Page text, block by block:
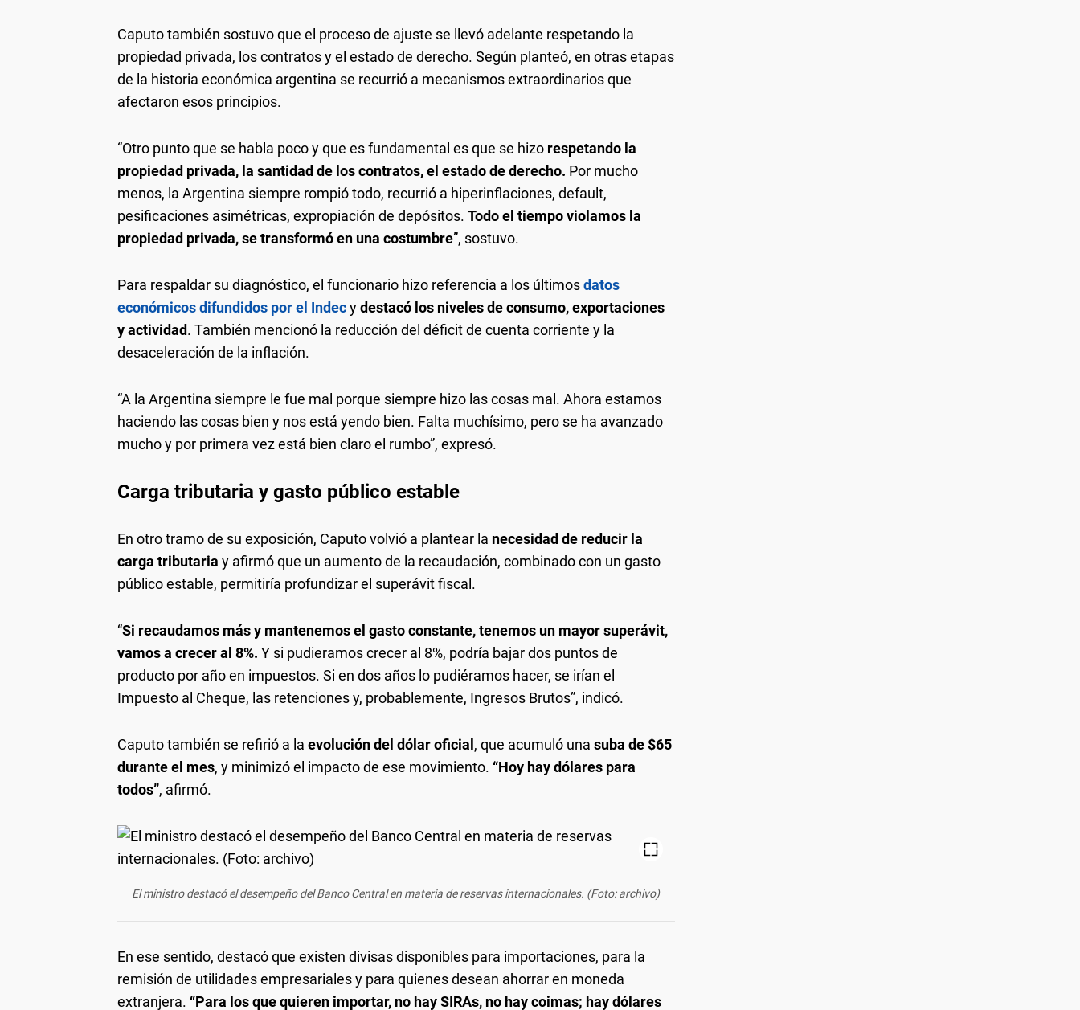
Caputo también sostuvo que el proceso de ajuste se llevó adelante respetando la
propiedad privada, los contratos y el estado de derecho. Según planteó, en otras etapas
de la historia económica argentina se recurrió a mecanismos extraordinarios que
afectaron esos principios.
“Otro punto que se habla poco y que es fundamental es que se hizo respetando la
propiedad privada, la santidad de los contratos, el estado de derecho. Por mucho
menos, la Argentina siempre rompió todo, recurrió a hiperinflaciones, default,
pesificaciones asimétricas, expropiación de depósitos. Todo el tiempo violamos la
propiedad privada, se transformó en una costumbre”, sostuvo.
Para respaldar su diagnóstico, el funcionario hizo referencia a los últimosdatos
económicos difundidos por el Indecydestacó los niveles de consumo, exportaciones
y actividad. También mencionó la reducción del déficit de cuenta corriente y la
desaceleración de la inflación.
“A la Argentina siempre le fue mal porque siempre hizo las cosas mal. Ahora estamos
haciendo las cosas bien y nos está yendo bien. Falta muchísimo, pero se ha avanzado
mucho y por primera vez está bien claro el rumbo”, expresó.
Carga tributaria y gasto público estable
En otro tramo de su exposición, Caputo volvió a plantear la necesidad de reducir la
carga tributaria y afirmó que un aumento de la recaudación, combinado con un gasto
público estable, permitiría profundizar el superávit fiscal.
“Si recaudamos más y mantenemos el gasto constante, tenemos un mayor superávit,
vamos a crecer al 8%. Y si pudieramos crecer al 8%, podría bajar dos puntos de
producto por año en impuestos. Si en dos años lo pudiéramos hacer, se irían el
Impuesto al Cheque, las retenciones y, probablemente, Ingresos Brutos”, indicó.
Caputo también se refirió a la evolución del dólar oficial , que acumuló una suba de $65
durante el mes, y minimizó el impacto de ese movimiento. “Hoy hay dólares para
todos”, afirmó.
El ministro destacó el desempeño del Banco Central en materia de reservas internacionales. (Foto: archivo)
En ese sentido, destacó que existen divisas disponibles para importaciones, para la
remisión de utilidades empresariales y para quienes desean ahorrar en moneda
extranjera. “Para los que quieren importar, no hay SIRAs, no hay coimas; hay dólares